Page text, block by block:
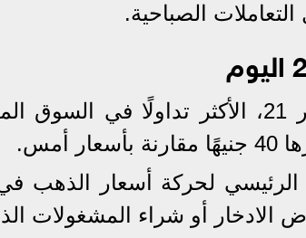
التعاملات الصباحية.
أمس.
21 المؤشر الرئيسي لحركة أسعار
الادخار أو شراء المشغولات